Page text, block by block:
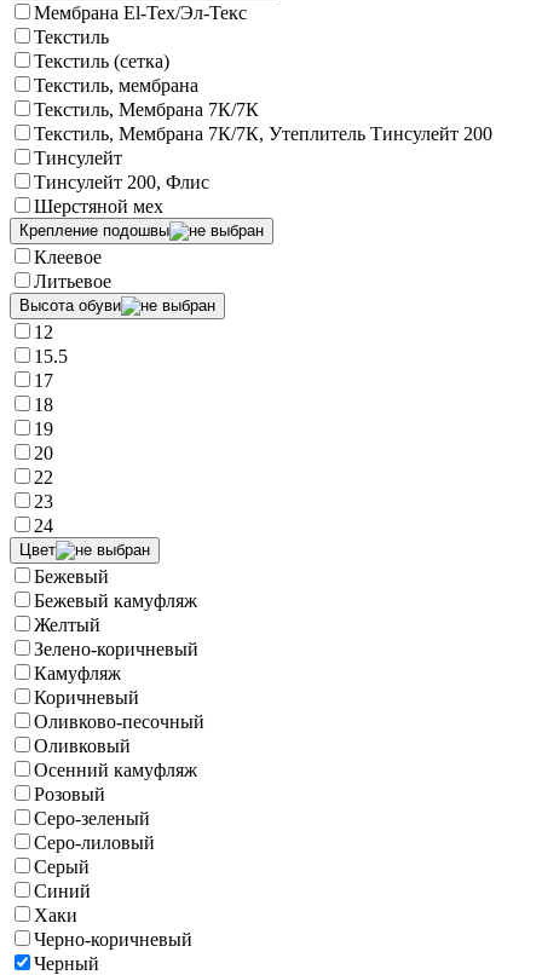
Мембрана El-Tex/Эл-Текс
Текстиль
Текстиль (сетка)
Текстиль, мембрана
Текстиль, Мембрана 7К/7К
Текстиль, Мембрана 7К/7К, Утеплитель Тинсулейт 200
Тинсулейт
Тинсулейт 200, Флис
Шерстяной мех
Крепление подошвы
Клеевое
Литьевое
Высота обуви
12
15.5
17
18
19
20
22
23
24
Цвет
Бежевый
Бежевый камуфляж
Желтый
Зелено-коричневый
Камуфляж
Коричневый
Оливково-песочный
Оливковый
Осенний камуфляж
Розовый
Серо-зеленый
Серо-лиловый
Серый
Синий
Хаки
Черно-коричневый
Черный